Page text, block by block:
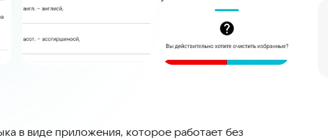
в виде приложения, которое работает без